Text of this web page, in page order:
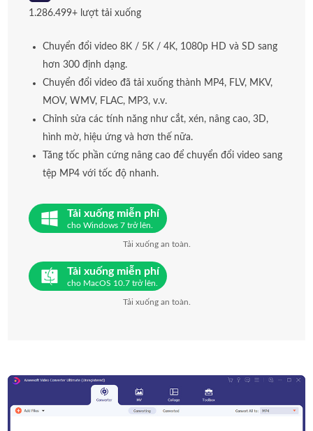
1.286.499+ lượt tải xuống
Chuyển đổi video 8K / 5K / 4K, 1080p HD và SD sang
hơn 300 định dạng.
Chuyển đổi video đã tải xuống thành MP4, FLV, MKV,
MOV, WMV, FLAC, MP3, v.v.
Chỉnh sửa các tính năng như cắt, xén, nâng cao, 3D,
hình mờ, hiệu ứng và hơn thế nữa.
Tăng tốc phần cứng nâng cao để chuyển đổi video sang
tệp MP4 với tốc độ nhanh.
Tải xuống miễn phí
cho Windows 7 trở lên.
Tải xuống an toàn.
Tải xuống miễn phí
cho MacOS 10.7 trở lên.
Tải xuống an toàn.